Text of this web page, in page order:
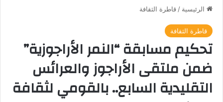
الرئيسية / قاطرة الثقافة
قاطرة الثقافة
تحكيم مسابقة “النمر الأراجوزية”
ضمن ملتقى الأراجوز والعرائس
التقليدية السابع.. بالقومي لثقافة